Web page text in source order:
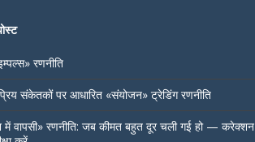
रणनीति
संकेतकों पर आधारित «संयोजन» ट्रेडिंग रणनीति
वापसी» रणनीति: जब कीमत बहुत दूर चली गई हो — करेक्शन